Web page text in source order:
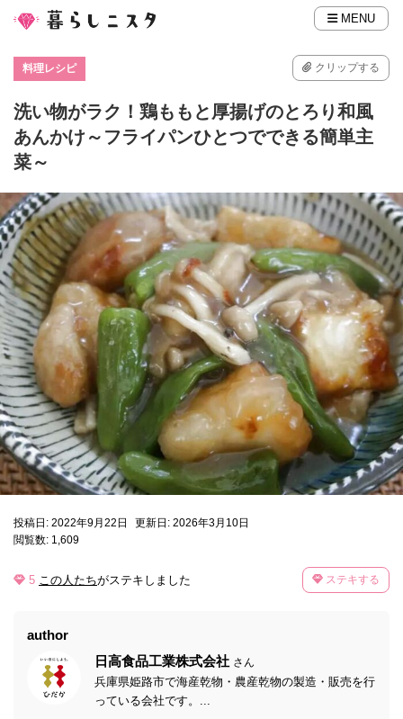
MENU
料理レシピ クリップする
洗い物がラク！鶏ももと厚揚げのとろり和風
あんかけ～フライパンひとつでできる簡単主
菜～
投稿日: 2022年9月22日
更新日: 2026年3月10日
閲覧数: 1,609
5 この人たちがステキしました ステキする
author
日高食品工業株式会社 さん
兵庫県姫路市で海産乾物・農産乾物の製造・販売を行
っている会社です。...